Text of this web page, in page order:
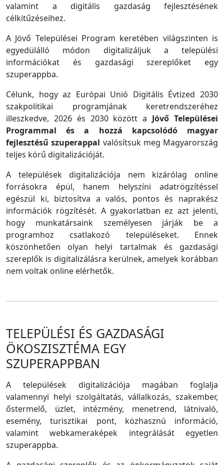
valamint a digitális gazdaság fejlesztésének
célkitűzéseihez.
A Jövő Települései Program keretében világszinten is
egyedülálló módon digitalizáljuk a települési
információkat és gazdasági szereplőket egy
szuperappba.
Célunk, hogy az Európai Unió Digitális Évtized 2030
szakpolitikai programjának keretrendszeréhez
illeszkedve, 2026 és 2030 között a Jövő Települései
Programmal és a hozzá kapcsolódó magyar
fejlesztésű szuperappal valósítsuk meg Magyarország
teljes körű digitalizációját.
A települések digitalizációja nem kizárólag online
forrásokra épül, hanem helyszíni adatrögzítéssel
egészül ki, biztosítva a valós, pontos és naprakész
információk rögzítését. A gyakorlatban ez azt jelenti,
hogy munkatársaink személyesen járják be a
programhoz csatlakozó településeket. Ennek
köszönhetően olyan helyi tartalmak és gazdasági
szereplők is digitalizálásra kerülnek, amelyek korábban
nem voltak online elérhetők.
TELEPÜLÉSI ÉS GAZDASÁGI
ÖKOSZISZTÉMA EGY
SZUPERAPPBAN
A települések digitalizációja magában foglalja
valamennyi helyi szolgáltatás, vállalkozás, szakember,
őstermelő, üzlet, intézmény, menetrend, látnivaló,
esemény, turisztikai pont, közhasznú információ,
valamint webkameraképek integrálását egyetlen
szuperappba.